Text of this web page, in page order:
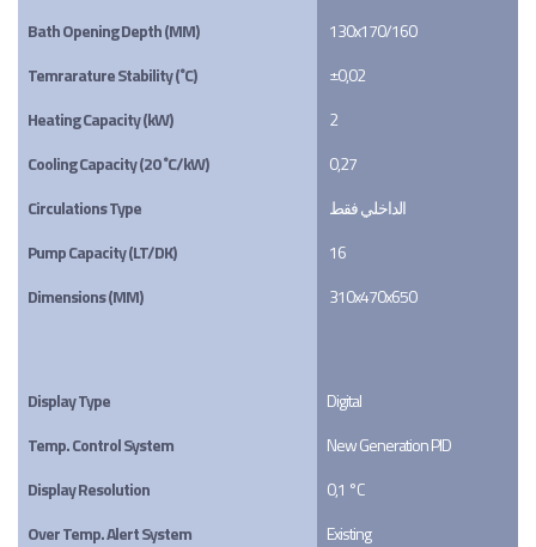
Bath Opening Depth (MM)
Temrarature Stability (˚C)
Heating Capacity (kW)
Cooling Capacity (20 ˚C/kW)
Circulations Type
Pump Capacity (LT/DK)
Dimensions (MM)
130x170/160
±0,02
2
0,27
الداخلي فقط
16
310x470x650
Display Type
Digital
Temp. Control System
New Generation PID
Display Resolution
0,1 °C
Over Temp. Alert System
Existing